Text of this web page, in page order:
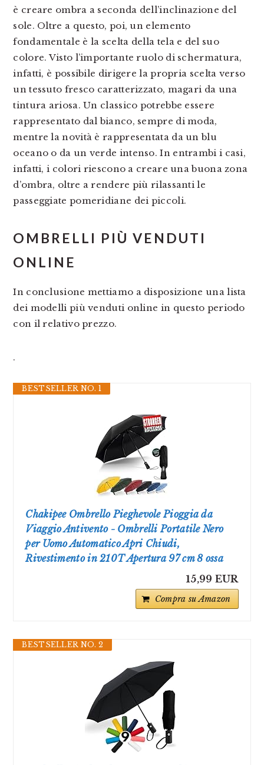
è creare ombra a seconda dell’inclinazione del
sole. Oltre a questo, poi, un elemento
fondamentale è la scelta della tela e del suo
colore. Visto l’importante ruolo di schermatura,
infatti, è possibile dirigere la propria scelta verso
un tessuto fresco caratterizzato, magari da una
tintura ariosa. Un classico potrebbe essere
rappresentato dal bianco, sempre di moda,
mentre la novità è rappresentata da un blu
oceano o da un verde intenso. In entrambi i casi,
infatti, i colori riescono a creare una buona zona
d’ombra, oltre a rendere più rilassanti le
passeggiate pomeridiane dei piccoli.
OMBRELLI PIÙ VENDUTI
ONLINE
In conclusione mettiamo a disposizione una lista
dei modelli più venduti online in questo periodo
con il relativo prezzo.
.
BESTSELLER NO. 1
Chakipee Ombrello Pieghevole Pioggia da
Viaggio Antivento - Ombrelli Portatile Nero
per Uomo Automatico Apri Chiudi,
Rivestimento in 210T Apertura 97 cm 8 ossa
15,99 EUR
Compra su Amazon
BESTSELLER NO. 2